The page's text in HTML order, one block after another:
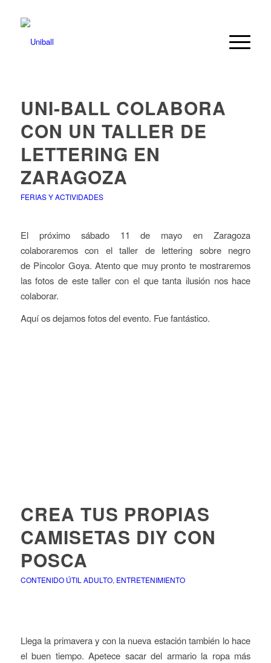
UNI-BALL COLABORA
CON UN TALLER DE
LETTERING EN
ZARAGOZA
FERIAS Y ACTIVIDADES
El próximo sábado 11 de mayo en Zaragoza
colaboraremos con el taller de lettering sobre negro
de Pincolor Goya. Atento que muy pronto te mostraremos
las fotos de este taller con el que tanta ilusión nos hace
colaborar.
Aquí os dejamos fotos del evento. Fue fantástico.
CREA TUS PROPIAS
CAMISETAS DIY CON
POSCA
CONTENIDO ÚTIL ADULTO, ENTRETENIMIENTO
Llega la primavera y con la nueva estación también lo hace
el buen tiempo. Apetece sacar del armario la ropa más